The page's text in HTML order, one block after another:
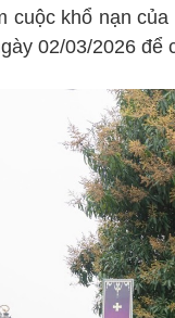
cuộc khổ nạn
02/03/2026 để